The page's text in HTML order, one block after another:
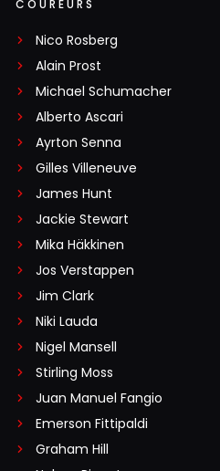
COUREURS
Nico Rosberg
Alain Prost
Michael Schumacher
Alberto Ascari
Ayrton Senna
Gilles Villeneuve
James Hunt
Jackie Stewart
Mika Häkkinen
Jos Verstappen
Jim Clark
Niki Lauda
Nigel Mansell
Stirling Moss
Juan Manuel Fangio
Emerson Fittipaldi
Graham Hill